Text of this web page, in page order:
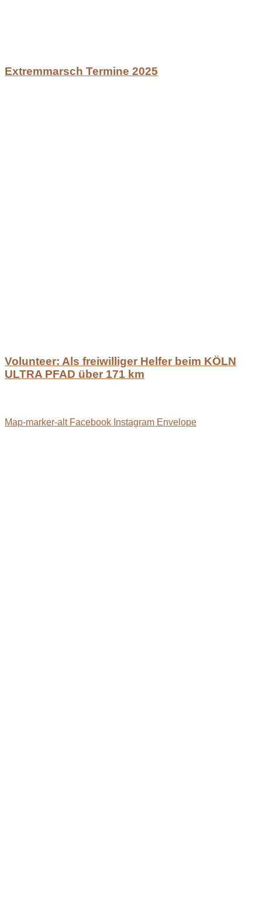
Extremmarsch Termine 2025
Volunteer: Als freiwilliger Helfer beim KÖLN
ULTRA PFAD über 171 km
Map-marker-alt Facebook Instagram Envelope